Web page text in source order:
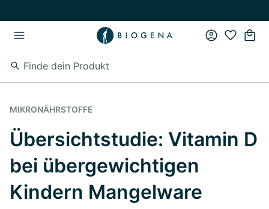
MIKRONÄHRSTOFFE
Übersichtstudie: Vitamin D
bei übergewichtigen
Kindern Mangelware